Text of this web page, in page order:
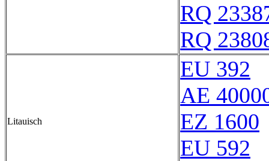
RQ
RQ
Litauisch
EU 392
AE
EZ 1600
EU 592